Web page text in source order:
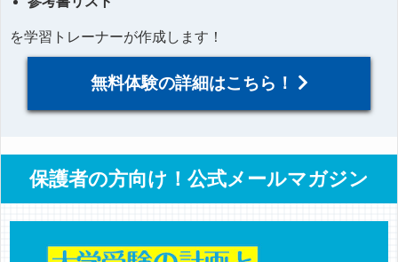
を学習トレーナーが作成します！
無料体験の詳細はこちら！
保護者の方向け！公式メールマガジン